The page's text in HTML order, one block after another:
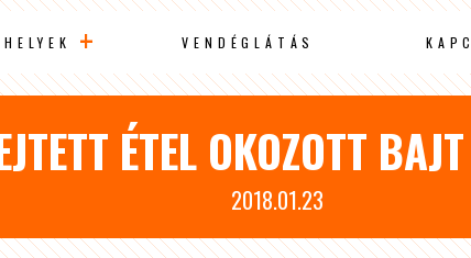
VENDÉGLÁTÁS
ÉTEL OKOZOTT
2018.01.23